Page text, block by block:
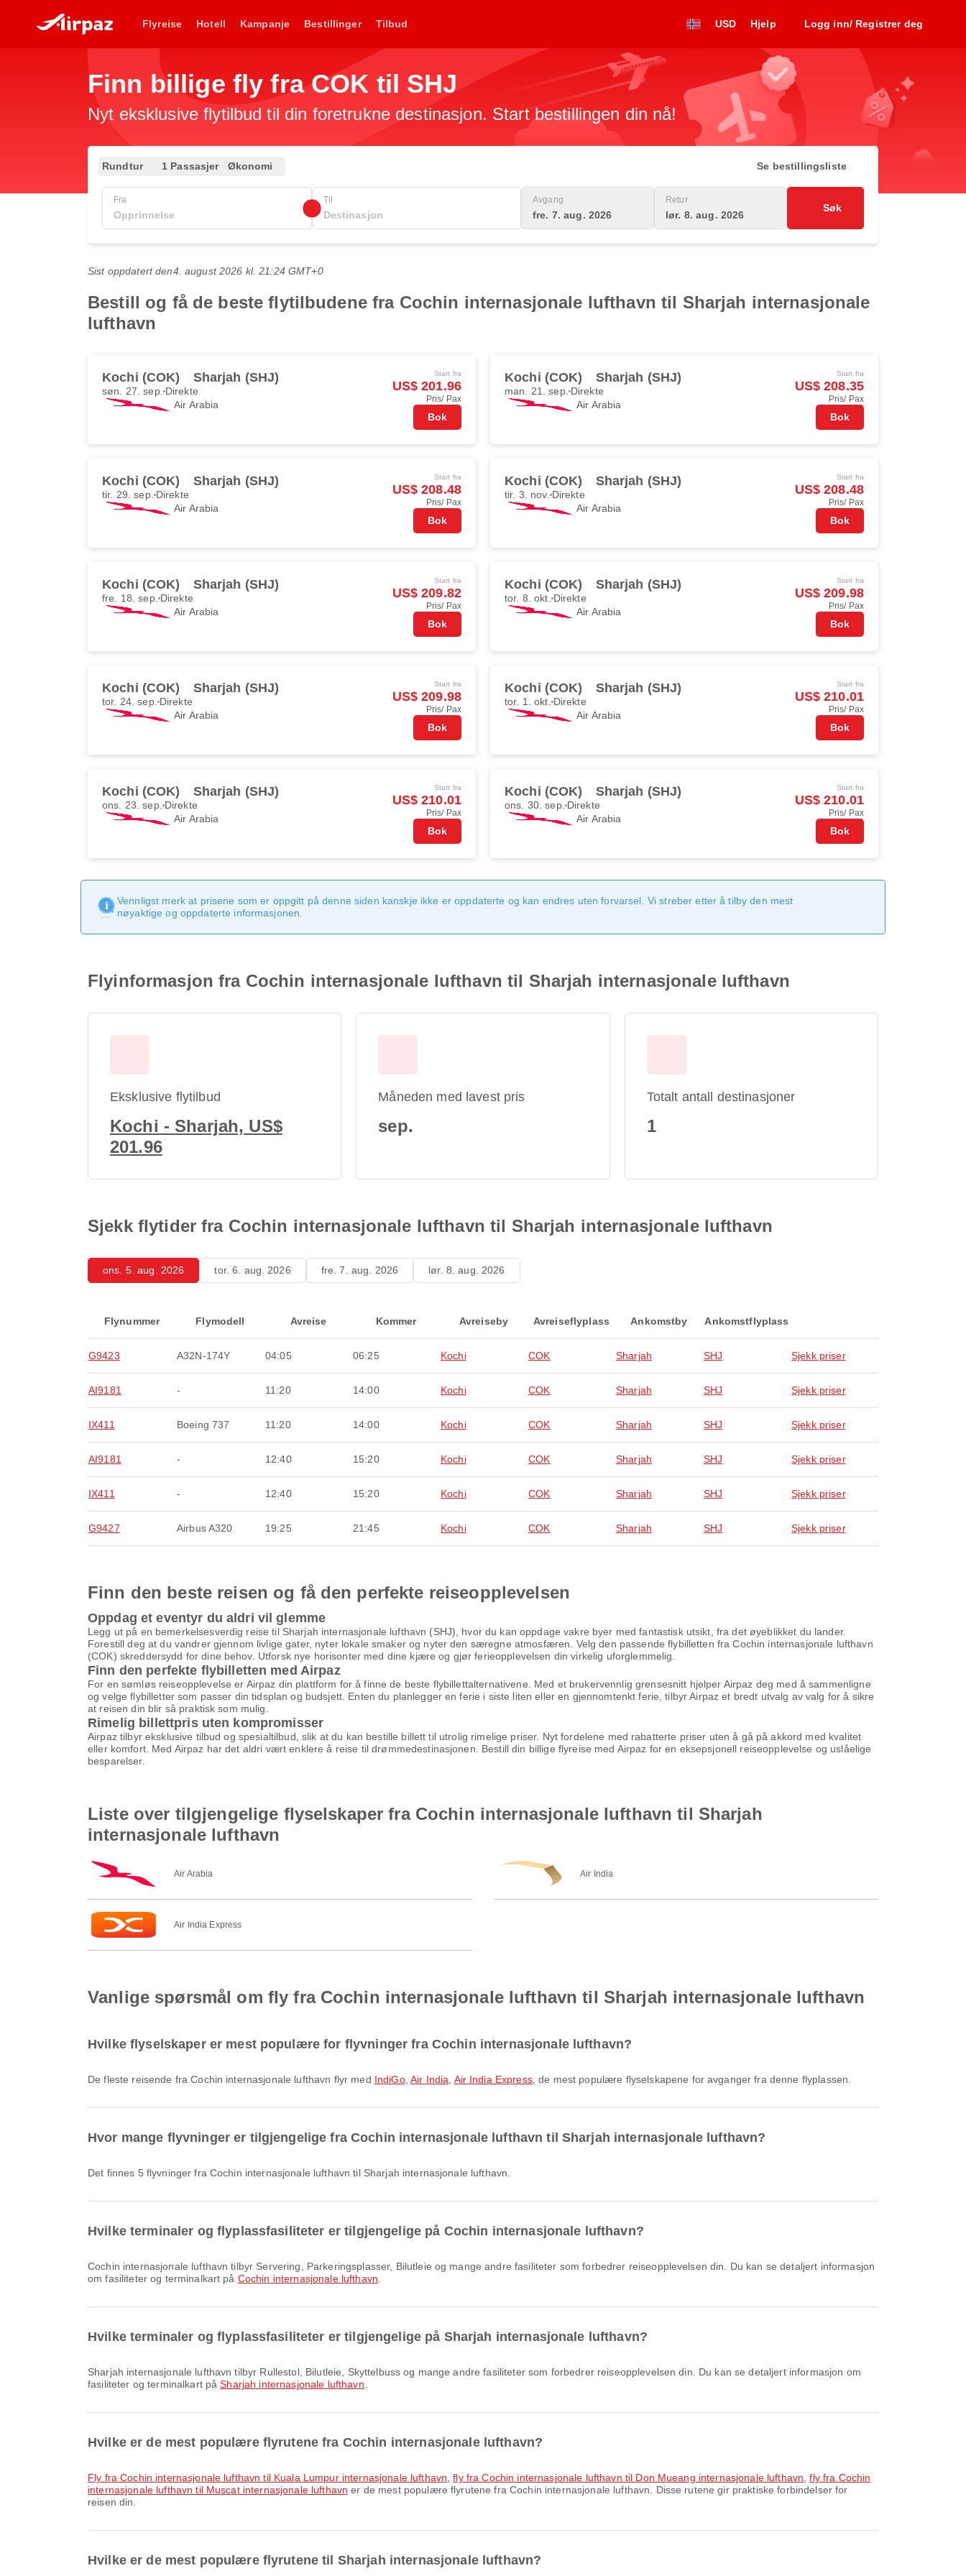
Flyreise Hotell Kampanje Bestillinger Tilbud USD Hjelp Logg inn/ Registrer deg
Finn billige fly fra COK til SHJ
Nyt eksklusive flytilbud til din foretrukne destinasjon. Start bestillingen din nå!
Rundtur 1 Passasjer Økonomi Se bestillingsliste
Fra Til Avgang
fre. 7. aug. 2026
Retur
lør. 8. aug. 2026
Søk
Sist oppdatert den4. august 2026 kl. 21:24 GMT+0
Bestill og få de beste flytilbudene fra Cochin internasjonale lufthavn til Sharjah internasjonale
lufthavn
Kochi (COK) Sharjah (SHJ)
søn. 27. sep. Direkte
Air Arabia
Start fra
US$ 201.96
Pris/ Pax
Bok
Kochi (COK) Sharjah (SHJ)
man. 21. sep. Direkte
Air Arabia
Start fra
US$ 208.35
Pris/ Pax
Bok
Kochi (COK) Sharjah (SHJ)
tir. 29. sep. Direkte
Air Arabia
Start fra
US$ 208.48
Pris/ Pax
Bok
Kochi (COK) Sharjah (SHJ)
tir. 3. nov. Direkte
Air Arabia
Start fra
US$ 208.48
Pris/ Pax
Bok
Kochi (COK) Sharjah (SHJ)
fre. 18. sep. Direkte
Air Arabia
Start fra
US$ 209.82
Pris/ Pax
Bok
Kochi (COK) Sharjah (SHJ)
tor. 8. okt. Direkte
Air Arabia
Start fra
US$ 209.98
Pris/ Pax
Bok
Kochi (COK) Sharjah (SHJ)
tor. 24. sep. Direkte
Air Arabia
Start fra
US$ 209.98
Pris/ Pax
Bok
Kochi (COK) Sharjah (SHJ)
tor. 1. okt. Direkte
Air Arabia
Start fra
US$ 210.01
Pris/ Pax
Bok
Kochi (COK) Sharjah (SHJ)
ons. 23. sep. Direkte
Air Arabia
Start fra
US$ 210.01
Pris/ Pax
Bok
Kochi (COK) Sharjah (SHJ)
ons. 30. sep. Direkte
Air Arabia
Start fra
US$ 210.01
Pris/ Pax
Bok
Vennligst merk at prisene som er oppgitt på denne siden kanskje ikke er oppdaterte og kan endres uten forvarsel. Vi streber etter å tilby den mest
nøyaktige og oppdaterte informasjonen.
Flyinformasjon fra Cochin internasjonale lufthavn til Sharjah internasjonale lufthavn
Eksklusive flytilbud
Kochi - Sharjah, US$
201.96
Måneden med lavest pris
sep.
Totalt antall destinasjoner
1
Sjekk flytider fra Cochin internasjonale lufthavn til Sharjah internasjonale lufthavn
ons. 5. aug. 2026 tor. 6. aug. 2026 fre. 7. aug. 2026 lør. 8. aug. 2026
Flynummer Flymodell Avreise Kommer Avreiseby Avreiseflyplass Ankomstby Ankomstflyplass
G9423 A32N-174Y 04:05 06:25 Kochi COK Sharjah SHJ Sjekk priser
AI9181 - 11:20 14:00 Kochi COK Sharjah SHJ Sjekk priser
IX411 Boeing 737 11:20 14:00 Kochi COK Sharjah SHJ Sjekk priser
AI9181 - 12:40 15:20 Kochi COK Sharjah SHJ Sjekk priser
IX411 - 12:40 15:20 Kochi COK Sharjah SHJ Sjekk priser
G9427 Airbus A320 19:25 21:45 Kochi COK Sharjah SHJ Sjekk priser
Finn den beste reisen og få den perfekte reiseopplevelsen
Oppdag et eventyr du aldri vil glemme
Legg ut på en bemerkelsesverdig reise til Sharjah internasjonale lufthavn (SHJ), hvor du kan oppdage vakre byer med fantastisk utsikt, fra det øyeblikket du lander.
Forestill deg at du vandrer gjennom livlige gater, nyter lokale smaker og nyter den særegne atmosfæren. Velg den passende flybilletten fra Cochin internasjonale lufthavn
(COK) skreddersydd for dine behov. Utforsk nye horisonter med dine kjære og gjør ferieopplevelsen din virkelig uforglemmelig.
Finn den perfekte flybilletten med Airpaz
For en sømløs reiseopplevelse er Airpaz din plattform for å finne de beste flybillettalternativene. Med et brukervennlig grensesnitt hjelper Airpaz deg med å sammenligne
og velge flybilletter som passer din tidsplan og budsjett. Enten du planlegger en ferie i siste liten eller en gjennomtenkt ferie, tilbyr Airpaz et bredt utvalg av valg for å sikre
at reisen din blir så praktisk som mulig.
Rimelig billettpris uten kompromisser
Airpaz tilbyr eksklusive tilbud og spesialtilbud, slik at du kan bestille billett til utrolig rimelige priser. Nyt fordelene med rabatterte priser uten å gå på akkord med kvalitet
eller komfort. Med Airpaz har det aldri vært enklere å reise til drømmedestinasjonen. Bestill din billige flyreise med Airpaz for en eksepsjonell reiseopplevelse og uslåelige
besparelser.
Liste over tilgjengelige flyselskaper fra Cochin internasjonale lufthavn til Sharjah
internasjonale lufthavn
Air Arabia Air India
Air India Express
Vanlige spørsmål om fly fra Cochin internasjonale lufthavn til Sharjah internasjonale lufthavn
Hvilke flyselskaper er mest populære for flyvninger fra Cochin internasjonale lufthavn?
De fleste reisende fra Cochin internasjonale lufthavn flyr med IndiGo, Air India Air India Express, de mest populære flyselskapene for avganger fra denne flyplassen.
Hvor mange flyvninger er tilgjengelige fra Cochin internasjonale lufthavn til Sharjah internasjonale lufthavn?
Det finnes 5 flyvninger fra Cochin internasjonale lufthavn til Sharjah internasjonale lufthavn.
Hvilke terminaler og flyplassfasiliteter er tilgjengelige på Cochin internasjonale lufthavn?
Cochin internasjonale lufthavn tilbyr Servering, Parkeringsplasser, Bilutleie og mange andre fasiliteter som forbedrer reiseopplevelsen din. Du kan se detaljert informasjon
om fasiliteter og terminalkart på Cochin internasjonale lufthavn
Hvilke terminaler og flyplassfasiliteter er tilgjengelige på Sharjah internasjonale lufthavn?
Sharjah internasjonale lufthavn tilbyr Rullestol, Bilutleie, Skyttelbuss og mange andre fasiliteter som forbedrer reiseopplevelsen din. Du kan se detaljert informasjon om
fasiliteter og terminalkart påSharjah internasjonale lufthavn
Hvilke er de mest populære flyrutene fra Cochin internasjonale lufthavn?
fly fra Cochin internasjonale lufthavn til Kuala Lumpur internasjonale lufthavn ,fly fra Cochin internasjonale lufthavn til Don Mueang internasjonale lufthavn ,fly fra Cochin
internasjonale lufthavn til Muscat internasjonale lufthavn er de mest populære flyrutene fra Cochin internasjonale lufthavn. Disse rutene gir praktiske forbindelser for
reisen din.
Hvilke er de mest populære flyrutene til Sharjah internasjonale lufthavn?